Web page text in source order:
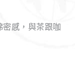
感，與茶跟咖